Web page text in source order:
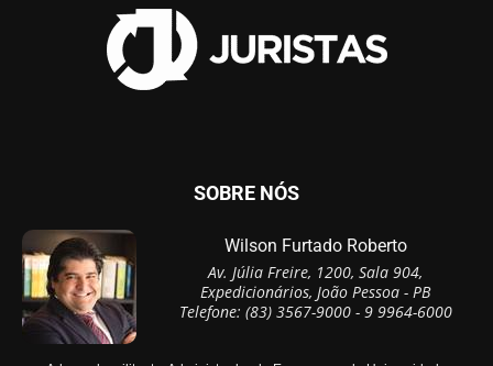
SOBRE NÓS
Wilson Furtado Roberto
Av. Júlia Freire, 1200, Sala 904,
Expedicionários, João Pessoa - PB
Telefone: (83) 3567-9000 - 9 9964-6000